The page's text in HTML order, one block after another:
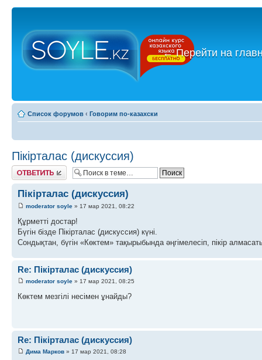
←Перейти на
Список форумов ‹ Говорим по-казахски
Пікірталас (дискуссия)
Ответить
Пікірталас (дискуссия)
moderator soyle » 17 мар 2021, 08:22
Құрметті достар!
Бүгін бізде Пікірталас (дискуссия) күні.
Сондықтан, бүгін «Көктем» тақырыбында әңгімелесіп, пікір
Re: Пікірталас (дискуссия)
moderator soyle » 17 мар 2021, 08:25
Көктем мезгілі несімен ұнайды?
Re: Пікірталас (дискуссия)
Дима Марков » 17 мар 2021, 08:28